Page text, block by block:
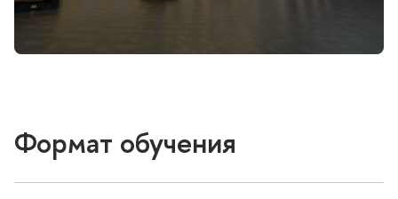
Формат обучения